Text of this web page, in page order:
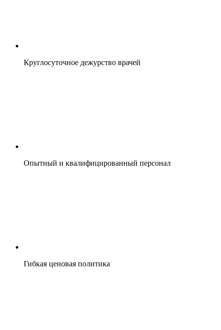
Круглосуточное дежурство врачей
Опытный и квалифицированный персонал
Гибкая ценовая политика